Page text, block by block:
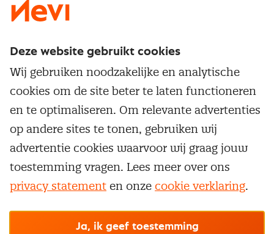
Service & contact
Over inkoop
Netwerk en communities
Aanmelden nieuwsbrief
Word lid van Nevi
Inkoop vacatures
Populaire thema's
Aanbesteden
Contractmanagement
Kostenmanagement
Onderhandelen
Supply management
Opleidingen en trainingen
Trainingen
Opleidingen
Maatwerk
Cookievoorkeuren beherenOnzealgemene
© Nevi.nl
Deze website gebruikt cookies
Wij gebruiken noodzakelijke en analytische
cookies om de site beter te laten functioneren
en te optimaliseren. Om relevante advertenties
op andere sites te tonen, gebruiken wij
advertentie cookies waarvoor wij graag jouw
toestemming vragen. Lees meer over ons
privacy statement en onze cookie verklaring.
Ja, ik geef toestemming